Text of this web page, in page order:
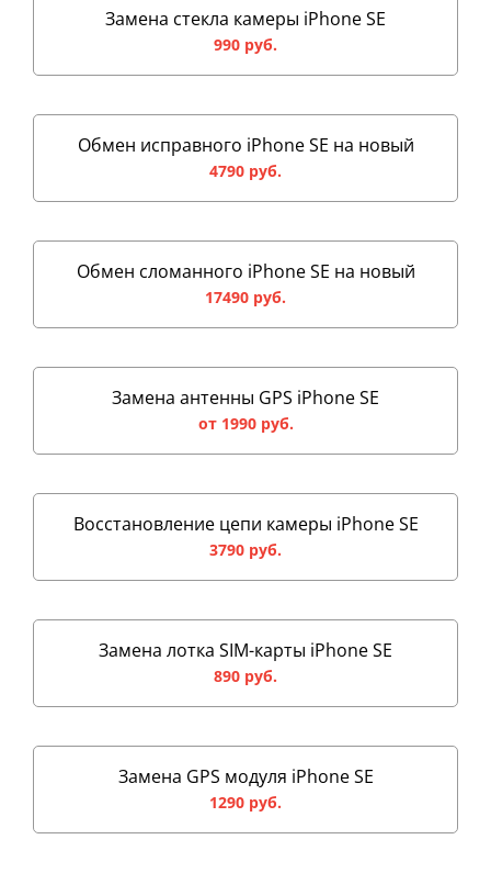
Замена стекла камеры iPhone SE
990 руб.
Обмен исправного iPhone SE на новый
4790 руб.
Обмен сломанного iPhone SE на новый
17490 руб.
Замена антенны GPS iPhone SE
от 1990 руб.
Восстановление цепи камеры iPhone SE
3790 руб.
Замена лотка SIM-карты iPhone SE
890 руб.
Замена GPS модуля iPhone SE
1290 руб.